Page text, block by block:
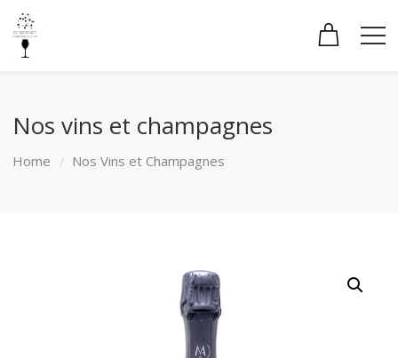
Nos vins et champagnes
Home Nos Vins et Champagnes